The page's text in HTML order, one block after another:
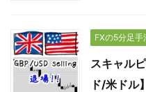
FXの5分足手
スキャル
ド/米ドル】